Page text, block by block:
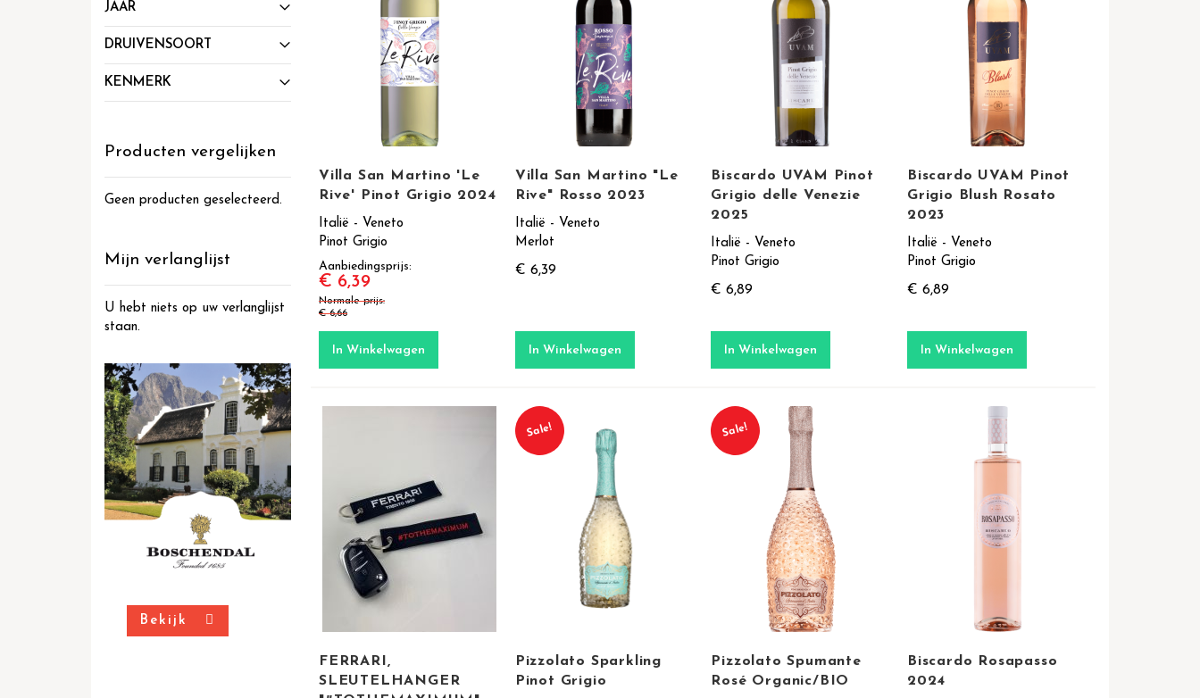
Villa San Martino 'Le
Rive' Pinot Grigio 2024
Italië - Veneto
Pinot Grigio
Aanbiedingsprijs
€ 6,39
Normale prijs
€ 6,66
In Winkelwagen
Villa San Martino "Le
Rive" Rosso 2023
Italië - Veneto
Merlot
€ 6,39
In Winkelwagen
Biscardo UVAM Pinot
Grigio delle Venezie
2025
Italië - Veneto
Pinot Grigio
€ 6,89
In Winkelwagen
Biscardo UVAM Pinot
Grigio Blush Rosato
2023
Italië - Veneto
Pinot Grigio
€ 6,89
In Winkelwagen
FERRARI,
SLEUTELHANGER
Sale!
Pizzolato Sparkling
Pinot Grigio
Sale!
Pizzolato Spumante
Rosé Organic/BIO
Biscardo Rosapasso
2024
JAAR
DRUIVENSOORT
KENMERK
Producten vergelijken
Geen producten geselecteerd.
Mijn verlanglijst
U hebt niets op uw verlanglijst
staan.
Bekijk